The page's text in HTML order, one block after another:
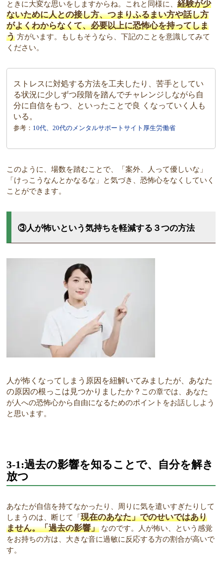
ときに大変な思いをしますからね。これと同様に、経験が少
ないために人との接し方、つまりふるまい方や話し方
がよくわからなくて、必要以上に恐怖心を持ってしま
う 方がいます。もしもそうなら、下記のことを意識してみて
ください。
ストレスに対処する方法を工夫したり、苦手としてい
る状況に少しずつ段階を踏んでチャレンジしながら自
分に自信をもつ、といったことで良 くなっていく人も
いる。
参考： 10代、20代のメンタルサポートサイト厚生労働省
このように、場数を踏むことで、「案外、人って優しいな」
「けっこうなんとかなるな」と気づき、恐怖心をなくしていく
ことができます。
③人が怖いという気持ちを軽減する３つの方法
人が怖くなってしまう原因を紐解いてみましたが、あなた
の原因の根っこは見つかりましたか？ この章では、あなた
が人への恐怖心から自由になるためのポイントをお話ししよう
と思います。
3-1:過去の影響を知ることで、自分を解き
放つ
あなたが自信を持てなかったり、周りに気を遣いすぎたりして
しまうのは、断じて「現在のあなた」でのせいではあり
ません。「過去の影響」 なのです。人が怖い、という感覚
をお持ちの方は、大きな音に過敏に反応する方の割合が高いで
す。